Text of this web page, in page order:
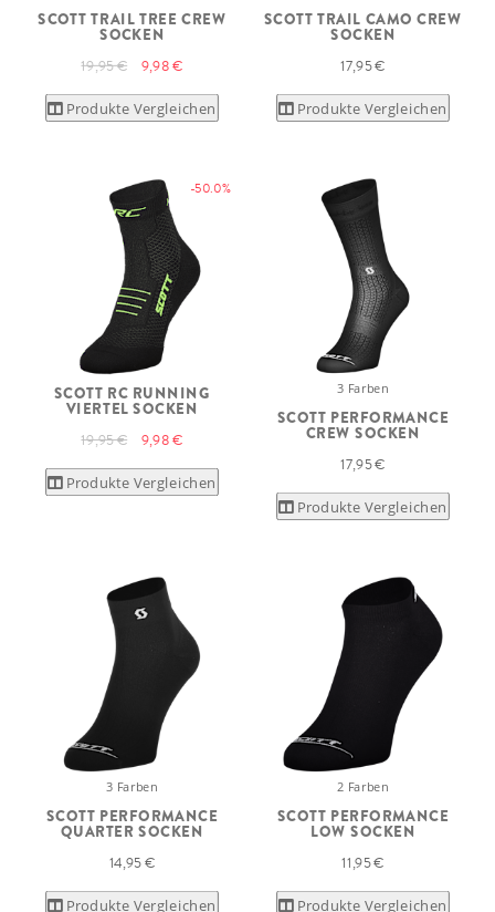
SCOTT TRAIL TREE CREW
SOCKEN
19,95 € 9,98 €
Produkte Vergleichen
SCOTT TRAIL CAMO CREW
SOCKEN
17,95 €
Produkte Vergleichen
-50.0%
SCOTT RC RUNNING
VIERTEL SOCKEN
19,95 € 9,98 €
Produkte Vergleichen
3 Farben
SCOTT PERFORMANCE
CREW SOCKEN
17,95 €
Produkte Vergleichen
3 Farben
SCOTT PERFORMANCE
QUARTER SOCKEN
14,95 €
Produkte Vergleichen
2 Farben
SCOTT PERFORMANCE
LOW SOCKEN
11,95 €
Produkte Vergleichen